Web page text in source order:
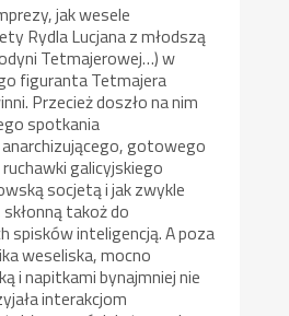
jak wesele
Rydla Lucjana z młodszą
Tetmajerowej…) w
figuranta Tetmajera
Przecież doszło na nim
spotkania
gotowego
galicyjskiego
socjetą i jak zwykle
takoż do
inteligencją. A poza
weseliska, mocno
i napitkami bynajmniej nie
interakcjom